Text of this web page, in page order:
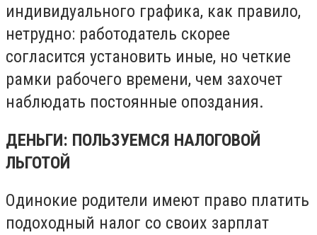
индивидуального графика, как правило,
нетрудно: работодатель скорее
согласится установить иные, но четкие
рамки рабочего времени, чем захочет
наблюдать постоянные опоздания.
ДЕНЬГИ: ПОЛЬЗУЕМСЯ НАЛОГОВОЙ
ЛЬГОТОЙ
Одинокие родители имеют право платить
подоходный налог со своих зарплат